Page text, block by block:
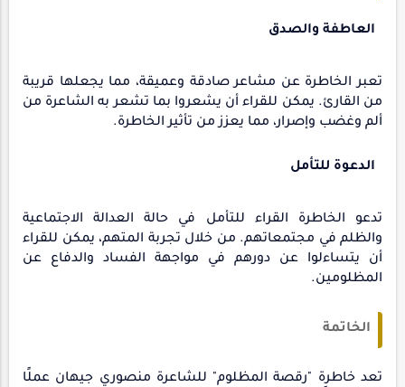
العاطفة والصدق
تعبر الخاطرة عن مشاعر صادقة وعميقة، مما يجعلها قريبة
من القارئ. يمكن للقراء أن يشعروا بما تشعر به الشاعرة من
ألم وغضب وإصرار، مما يعزز من تأثير الخاطرة.
الدعوة للتأمل
تدعو الخاطرة القراء للتأمل في حالة العدالة الاجتماعية
والظلم في مجتمعاتهم. من خلال تجربة المتهم، يمكن للقراء
أن يتساءلوا عن دورهم في مواجهة الفساد والدفاع عن
المظلومين.
الخاتمة
تعد خاطرة "رقصة المظلوم" للشاعرة منصوري جيهان عملًا